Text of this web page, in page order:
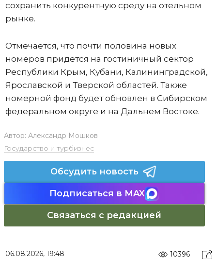
сохранить конкурентную среду на отельном
рынке.
Отмечается, что почти половина новых
номеров придется на гостиничный сектор
Республики Крым, Кубани, Калининградской,
Ярославской и Тверской областей. Также
номерной фонд будет обновлен в Сибирском
федеральном округе и на Дальнем Востоке.
Автор: Александр Мошков
Государство и турбизнес
Обсудить новость
Подписаться в MAX
Связаться с редакцией
06.08.2026, 19:48 10396